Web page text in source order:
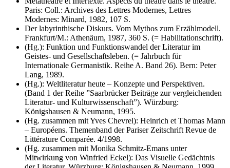
Paris: Coll.: Archives des Lettres Modernes, Lettres
Modernes: Minard, 1982, 107 S.
Der labyrinthische Diskurs. Vom Mythos zum Erzählmodell.
Frankfurt/M.: Athenäum, 1987, 360 S. (= Habilitationschrift).
(Hg.): Funktion und Funktionswandel der Literatur im
Geistes- und Gesellschaftsleben. (= Jahrbuch für
Internationale Germanistik. Reihe A. Band 26). Bern: Peter
Lang, 1989.
(Hg.): Weltliteratur heute – Konzepte und Perspektiven.
(Band 1 der Reihe ”Saarbrücker Beiträge zur vergleichenden
Literatur- und Kulturwissenschaft”). Würzburg:
Königshausen & Neumann, 1995.
(Hg. zusammen mit Yves Chevrel): Heinrich et Thomas Mann
– Européens. Themenband der Pariser Zeitschrift Revue de
Littérature Comparée. 4/1998.
(Hg. zusammen mit Monika Schmitz-Emans unter
Mitwirkung von Winfried Eckel): Das Visuelle Gedächtnis